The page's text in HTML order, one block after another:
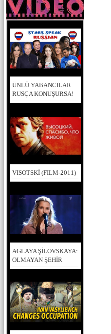
ÜNLÜ YABANCILAR
RUSÇA KONUŞURSA!
VISOTSKİ (FILM-2011)
AGLAYA ŞİLOVSKAYA:
OLMAYAN ŞEHİR